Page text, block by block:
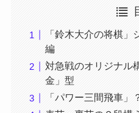
「鈴木大介の将棋
編
対急戦のオリジナ
金」型
「パワー三間飛車」